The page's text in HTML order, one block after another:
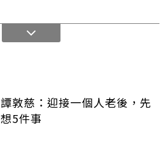
譚敦慈：迎接一個人老後，先
想5件事